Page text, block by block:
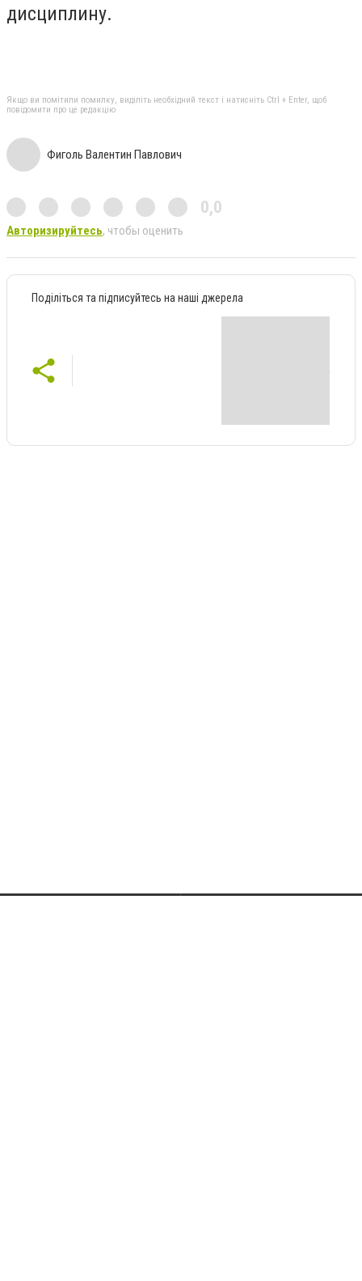
дисциплину.
Якщо ви помітили помилку, виділіть необхідний текст і натисніть Ctrl + Enter, щоб
повідомити про це редакцію
Фиголь Валентин Павлович
0,0
Авторизируйтесь, чтобы оценить
Поділіться та підписуйтесь на наші джерела